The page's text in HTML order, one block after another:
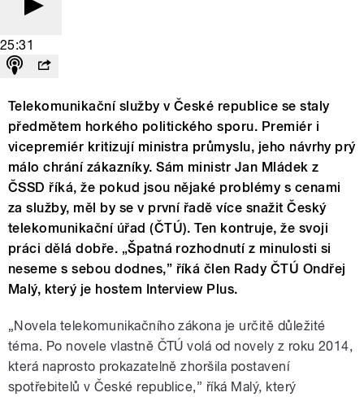
25:31
Telekomunikační služby v České republice se staly
předmětem horkého politického sporu. Premiér i
vicepremiér kritizují ministra průmyslu, jeho návrhy prý
málo chrání zákazníky. Sám ministr Jan Mládek z
ČSSD říká, že pokud jsou nějaké problémy s cenami
za služby, měl by se v první řadě více snažit Český
telekomunikační úřad (ČTÚ). Ten kontruje, že svoji
práci dělá dobře. „Špatná rozhodnutí z minulosti si
neseme s sebou dodnes,” říká člen Rady ČTÚ Ondřej
Malý, který je hostem Interview Plus.
„Novela telekomunikačního zákona je určitě důležité
téma. Po novele vlastně ČTÚ volá od novely z roku 2014,
která naprosto prokazatelně zhoršila postavení
spotřebitelů v České republice,” říká Malý, který